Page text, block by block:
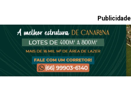
Publicidade